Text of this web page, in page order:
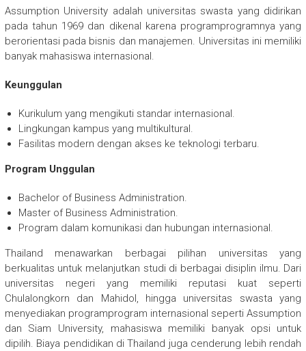
Assumption University adalah universitas swasta yang didirikan
pada tahun 1969 dan dikenal karena programprogramnya yang
berorientasi pada bisnis dan manajemen. Universitas ini memiliki
banyak mahasiswa internasional.
Keunggulan
Kurikulum yang mengikuti standar internasional.
Lingkungan kampus yang multikultural.
Fasilitas modern dengan akses ke teknologi terbaru.
Program Unggulan
Bachelor of Business Administration.
Master of Business Administration.
Program dalam komunikasi dan hubungan internasional.
Thailand menawarkan berbagai pilihan universitas yang
berkualitas untuk melanjutkan studi di berbagai disiplin ilmu. Dari
universitas negeri yang memiliki reputasi kuat seperti
Chulalongkorn dan Mahidol, hingga universitas swasta yang
menyediakan programprogram internasional seperti Assumption
dan Siam University, mahasiswa memiliki banyak opsi untuk
dipilih. Biaya pendidikan di Thailand juga cenderung lebih rendah